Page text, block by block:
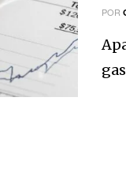
POR